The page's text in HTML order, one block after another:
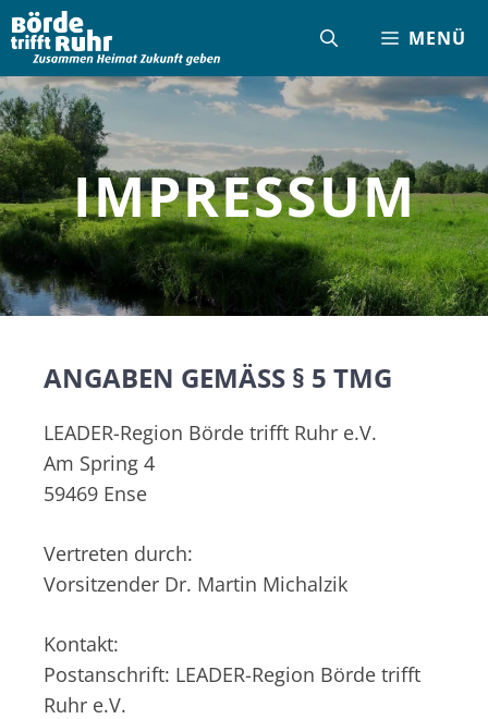
Zum
Inhalt
springen
MENÜ
IMPRESSUM
ANGABEN GEMÄSS § 5 TMG
LEADER-Region Börde trifft Ruhr e.V.
Am Spring 4
59469 Ense
Vertreten durch:
Vorsitzender Dr. Martin Michalzik
Kontakt:
Postanschrift: LEADER-Region Börde trifft
Ruhr e.V.